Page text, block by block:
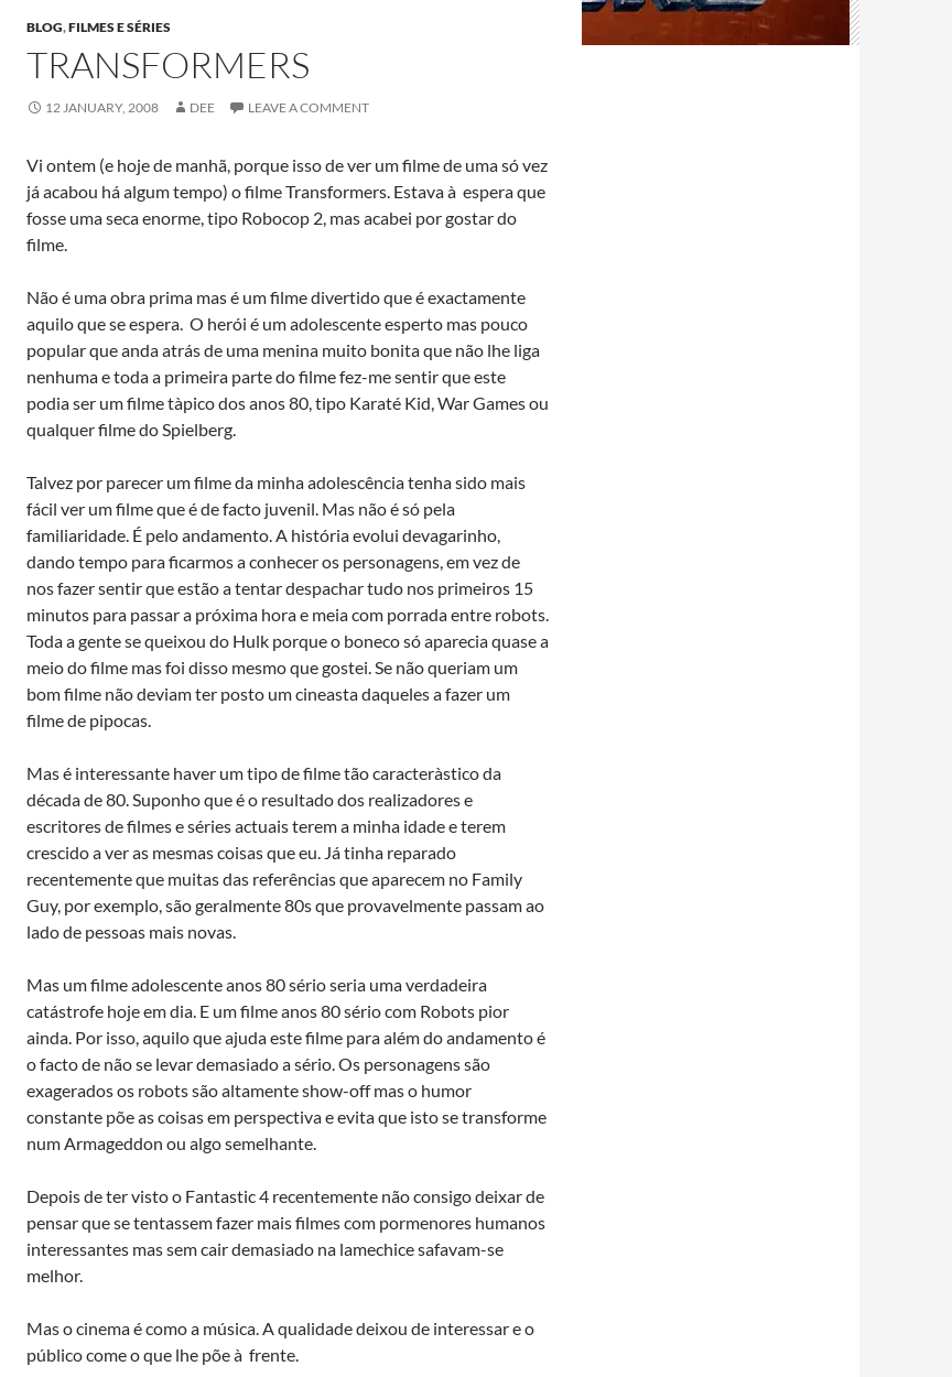
BLOG,FILMES E SÉRIES
TRANSFORMERS
12 JANUARY, 2008 DEE LEAVE A COMMENT
Vi ontem (e hoje de manhã, porque isso de ver um filme de uma só vez
já acabou há algum tempo) o filme Transformers. Estava à espera que
fosse uma seca enorme, tipo Robocop 2, mas acabei por gostar do
filme.
Não é uma obra prima mas é um filme divertido que é exactamente
aquilo que se espera. O herói é um adolescente esperto mas pouco
popular que anda atrás de uma menina muito bonita que não lhe liga
nenhuma e toda a primeira parte do filme fez-me sentir que este
podia ser um filme tà­pico dos anos 80, tipo Karaté Kid, War Games ou
qualquer filme do Spielberg.
Talvez por parecer um filme da minha adolescência tenha sido mais
fácil ver um filme que é de facto juvenil. Mas não é só pela
familiaridade. É pelo andamento. A história evolui devagarinho,
dando tempo para ficarmos a conhecer os personagens, em vez de
nos fazer sentir que estão a tentar despachar tudo nos primeiros 15
minutos para passar a próxima hora e meia com porrada entre robots.
Toda a gente se queixou do Hulk porque o boneco só aparecia quase a
meio do filme mas foi disso mesmo que gostei. Se não queriam um
bom filme não deviam ter posto um cineasta daqueles a fazer um
filme de pipocas.
Mas é interessante haver um tipo de filme tão caracterà­stico da
década de 80. Suponho que é o resultado dos realizadores e
escritores de filmes e séries actuais terem a minha idade e terem
crescido a ver as mesmas coisas que eu. Já tinha reparado
recentemente que muitas das referências que aparecem no Family
Guy, por exemplo, são geralmente 80s que provavelmente passam ao
lado de pessoas mais novas.
Mas um filme adolescente anos 80 sério seria uma verdadeira
catástrofe hoje em dia. E um filme anos 80 sério com Robots pior
ainda. Por isso, aquilo que ajuda este filme para além do andamento é
o facto de não se levar demasiado a sério. Os personagens são
exagerados os robots são altamente show-off mas o humor
constante põe as coisas em perspectiva e evita que isto se transforme
num Armageddon ou algo semelhante.
Depois de ter visto o Fantastic 4 recentemente não consigo deixar de
pensar que se tentassem fazer mais filmes com pormenores humanos
interessantes mas sem cair demasiado na lamechice safavam-se
melhor.
Mas o cinema é como a música. A qualidade deixou de interessar e o
público come o que lhe põe à frente.